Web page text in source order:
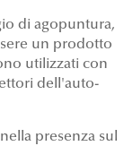
di agopuntura,
un prodotto
utilizzati con
dell'auto-
presenza sul